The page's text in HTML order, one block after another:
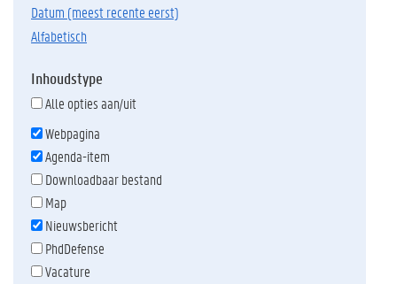
datum (meest recente eerst)
alfabetisch
Inhoudstype
Alle opties aan/uit
Webpagina
Agenda-item
Downloadbaar bestand
Map
Nieuwsbericht
PhdDefense
Vacature